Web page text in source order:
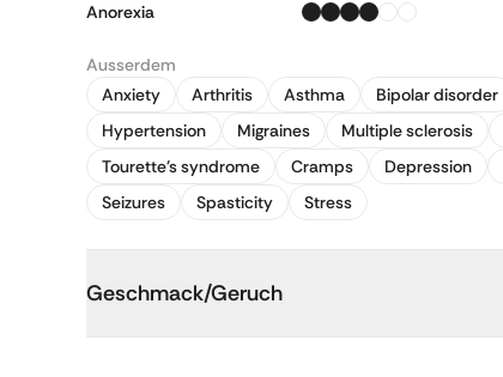
Anorexia
Ausserdem
Anxiety
Arthritis Asthma Bipolar disorder
Hypertension
Migraines Multiple sclerosis
Tourette's syndrome
Cramps Depression
Seizures
Spasticity Stress
Geschmack/Geruch